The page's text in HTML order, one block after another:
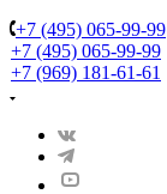
+7 (495) 065-99-99
+7 (495) 065-99-99
+7 (969) 181-61-61